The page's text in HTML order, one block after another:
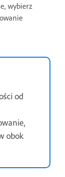
wybierz
od
obok